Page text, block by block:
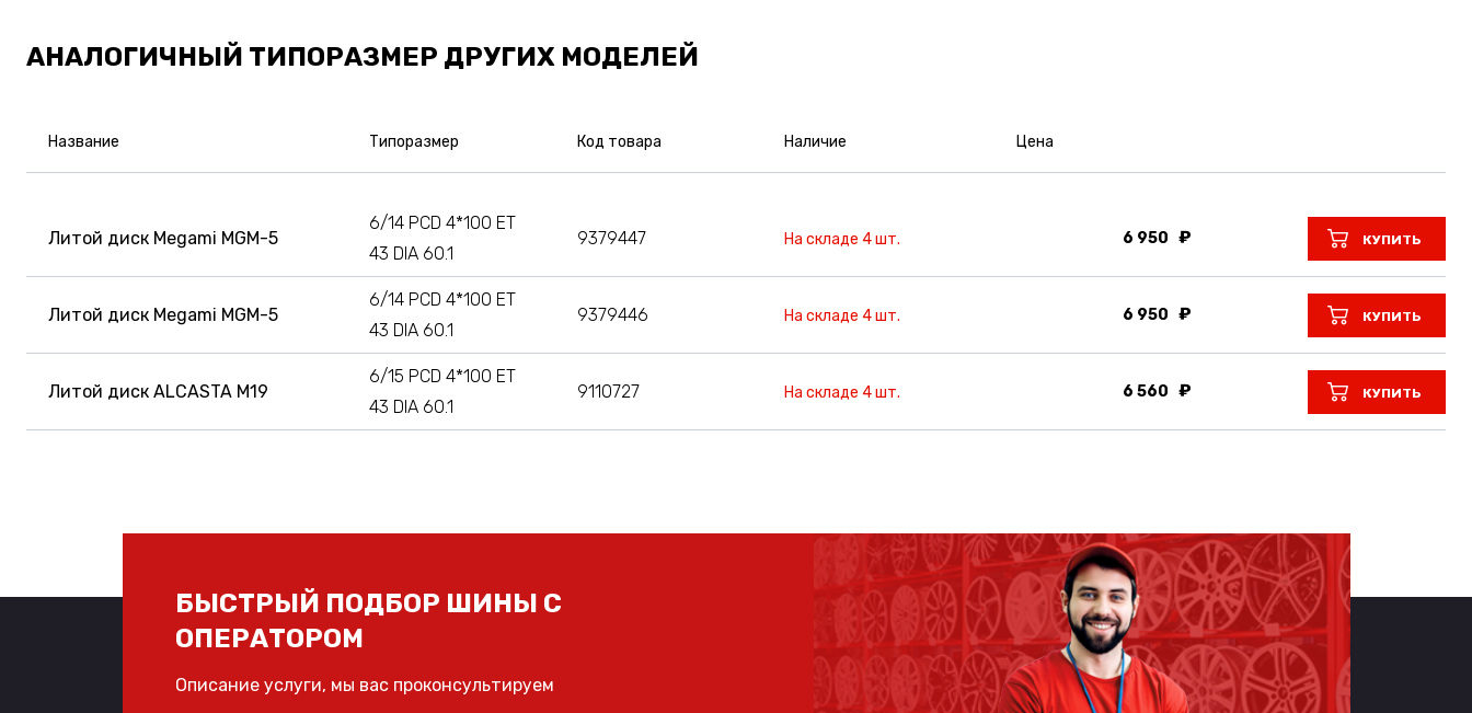
АНАЛОГИЧНЫЙ ТИПОРАЗМЕР ДРУГИХ МОДЕЛЕЙ
Название Типоразмер Код товара Наличие Цена
Литой диск Megami MGM-5
6/14 PCD 4*100 ET
43 DIA 60.1
9379447 На складе 4 шт. 6 950 КУПИТЬ
Литой диск Megami MGM-5
6/14 PCD 4*100 ET
43 DIA 60.1
9379446 На складе 4 шт. 6 950 КУПИТЬ
Литой диск ALCASTA M19
6/15 PCD 4*100 ET
43 DIA 60.1
9110727 На складе 4 шт. 6 560 КУПИТЬ
БЫСТРЫЙ ПОДБОР ШИНЫ С
ОПЕРАТОРОМ
Описание услуги, мы вас проконсультируем